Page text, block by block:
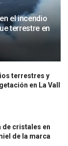
el incendio
terrestre en
terrestres y
en La Vall
de cristales en
de la marca